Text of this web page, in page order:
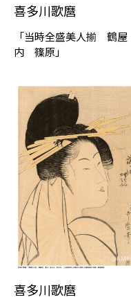
喜多川歌麿
「当時全盛美⼈揃 鶴屋
内 篠原」
喜多川歌麿